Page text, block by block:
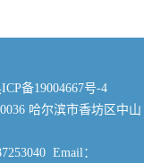
备19004667号-4
哈尔滨市香坊区中山
Email：